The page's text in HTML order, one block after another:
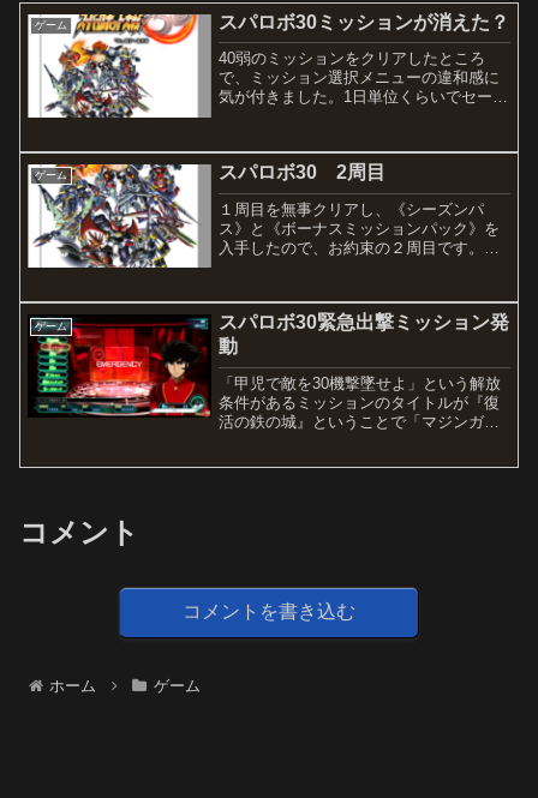
ゲーム スパロボ30ミッションが消えた？
40弱のミッションをクリアしたところ
で、ミッション選択メニューの違和感に
気が付きました。1日単位くらいでセーブ
ナリオの進め方次第で、こういうことも
起きるんでしょうね・・...
ゲーム スパロボ30 2周目
１周目を無事クリアし、《シーズンパ
ス》と《ボーナスミッションパック》を
入手したので、お約束の２周目です。今
ので、その部分では２周目でストーリー
はわかっているものの...
ゲーム
スパロボ30緊急出撃ミッション発
動
「甲児で敵を30機撃墜せよ」という解放
条件があるミッションのタイトルが『復
活の鉄の城』ということで「マジンガー
コメント
コメントを書き込む
ホーム ゲーム